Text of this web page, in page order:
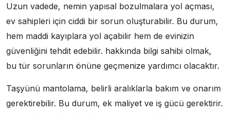
Uzun vadede, nemin yapısal bozulmalara yol açması,
ev sahipleri için ciddi bir sorun oluşturabilir. Bu durum,
hem maddi kayıplara yol açabilir hem de evinizin
güvenliğini tehdit edebilir. hakkında bilgi sahibi olmak,
bu tür sorunların önüne geçmenize yardımcı olacaktır.
Taşyünü mantolama, belirli aralıklarla bakım ve onarım
gerektirebilir. Bu durum, ek maliyet ve iş gücü gerektirir.